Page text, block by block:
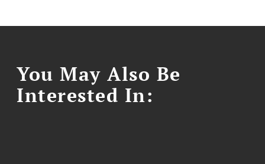
You May Also Be
Interested In: